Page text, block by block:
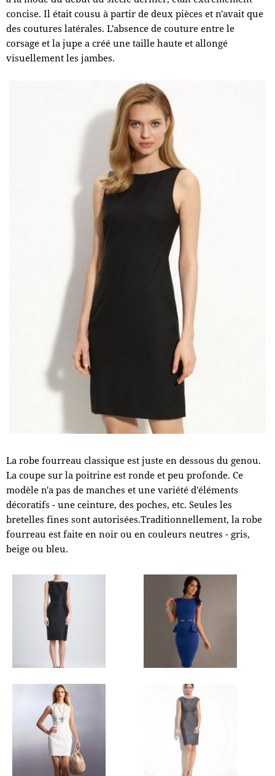
concise. Il était cousu à partir de deux pièces et n'avait que
des coutures latérales. L'absence de couture entre le
corsage et la jupe a créé une taille haute et allongé
visuellement les jambes.
La robe fourreau classique est juste en dessous du genou.
La coupe sur la poitrine est ronde et peu profonde. Ce
modèle n'a pas de manches et une variété d'éléments
décoratifs - une ceinture, des poches, etc. Seules les
bretelles fines sont autorisées.Traditionnellement, la robe
fourreau est faite en noir ou en couleurs neutres - gris,
beige ou bleu.